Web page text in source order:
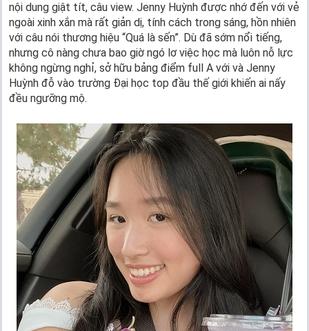
nội dung giật tít, câu view. Jenny Huỳnh được nhớ đến với vẻ
ngoài xinh xắn mà rất giản dị, tính cách trong sáng, hồn nhiên
với câu nói thương hiệu “Quá là sến”. Dù đã sớm nổi tiếng,
nhưng cô nàng chưa bao giờ ngó lơ việc học mà luôn nỗ lực
không ngừng nghỉ, sở hữu bảng điểm full A với và Jenny
Huỳnh đỗ vào trường Đại học top đầu thế giới khiến ai nấy
đều ngưỡng mộ.